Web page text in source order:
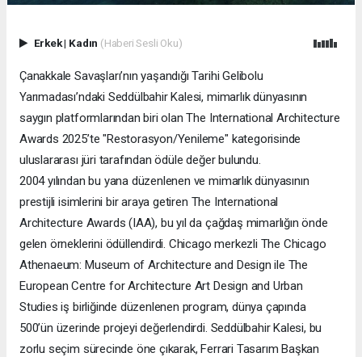
Erkek| Kadın (Haberi Sesli Oku)
Çanakkale Savaşları’nın yaşandığı Tarihi Gelibolu
Yarımadası’ndaki Seddülbahir Kalesi, mimarlık dünyasının
saygın platformlarından biri olan The International Architecture
Awards 2025’te "Restorasyon/Yenileme" kategorisinde
uluslararası jüri tarafından ödüle değer bulundu.
2004 yılından bu yana düzenlenen ve mimarlık dünyasının
prestijli isimlerini bir araya getiren The International
Architecture Awards (IAA), bu yıl da çağdaş mimarlığın önde
gelen örneklerini ödüllendirdi. Chicago merkezli The Chicago
Athenaeum: Museum of Architecture and Design ile The
European Centre for Architecture Art Design and Urban
Studies iş birliğinde düzenlenen program, dünya çapında
500’ün üzerinde projeyi değerlendirdi. Seddülbahir Kalesi, bu
zorlu seçim sürecinde öne çıkarak, Ferrari Tasarım Başkan